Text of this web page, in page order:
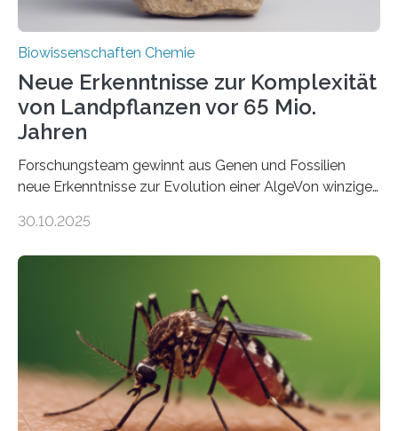
Biowissenschaften Chemie
Neue Erkenntnisse zur Komplexität
von Landpflanzen vor 65 Mio.
Jahren
Forschungsteam gewinnt aus Genen und Fossilien
neue Erkenntnisse zur Evolution einer AlgeVon winzigen
Landpflanzen zählen zu den komplexesten
Grünalgen, die vor Hunderten von Millionen Jahren
lebten. Unter den Vorfahren sticht eine Gruppe heraus,
die noch heute in der Natur vorkommt: die
Süßwasseralge Coleochaetophyceae. Einige Arten
dieser Gruppe bilden aus Zellfäden dichte Geflechte
mit scheibenförmiger Gestalt. Was auffällig ist: Die
nächsten…
30.10.2025